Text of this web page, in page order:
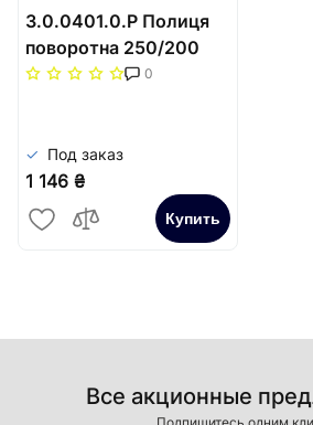
3.0.0401.0.P Полиця
поворотна 250/200
0
Под заказ
1 146 ₴
Купить
Все акционные